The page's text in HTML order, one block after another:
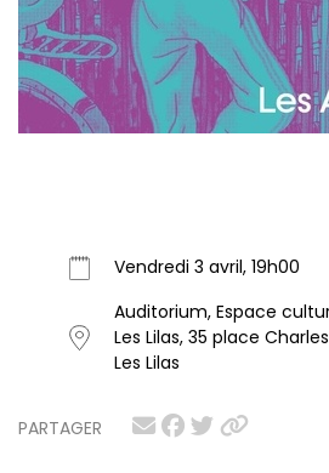
PARTAGER
Vendredi 3 avril, 19h00
Auditorium, Espace
Les Lilas, 35 place
Les Lilas